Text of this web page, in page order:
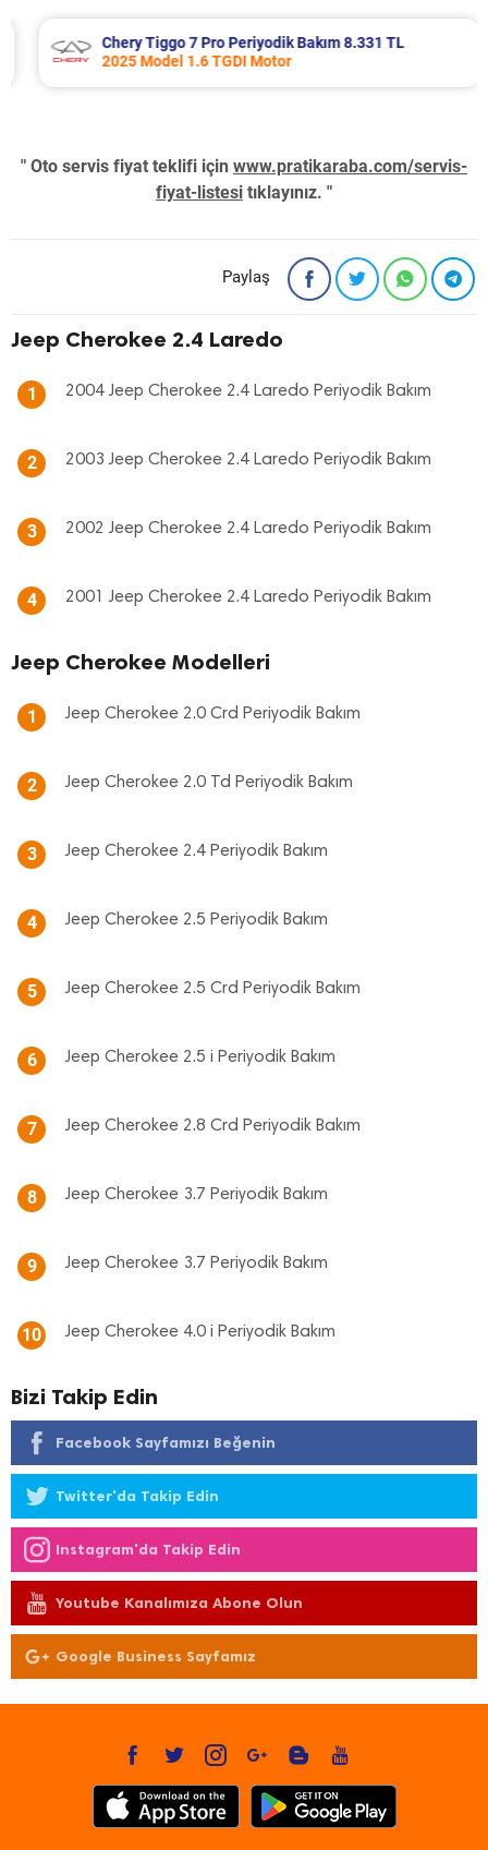
Chery Tiggo 7 Pro Periyodik Bakım 8.331 TL
2025 Model 1.6 TGDI Motor
" Oto servis fiyat teklifi için www.pratikaraba.com/servis-
fiyat-listesi tıklayınız. "
Paylaş
Jeep Cherokee 2.4 Laredo
1 2004 Jeep Cherokee 2.4 Laredo Periyodik Bakım
2 2003 Jeep Cherokee 2.4 Laredo Periyodik Bakım
3 2002 Jeep Cherokee 2.4 Laredo Periyodik Bakım
4 2001 Jeep Cherokee 2.4 Laredo Periyodik Bakım
Jeep Cherokee Modelleri
1 Jeep Cherokee 2.0 Crd Periyodik Bakım
2 Jeep Cherokee 2.0 Td Periyodik Bakım
3 Jeep Cherokee 2.4 Periyodik Bakım
4 Jeep Cherokee 2.5 Periyodik Bakım
5 Jeep Cherokee 2.5 Crd Periyodik Bakım
6 Jeep Cherokee 2.5 i Periyodik Bakım
7 Jeep Cherokee 2.8 Crd Periyodik Bakım
8 Jeep Cherokee 3.7 Periyodik Bakım
9 Jeep Cherokee 3.7 Periyodik Bakım
10 Jeep Cherokee 4.0 i Periyodik Bakım
Bizi Takip Edin
Facebook Sayfamızı Beğenin
Twitter'da Takip Edin
Instagram'da Takip Edin
Youtube Kanalımıza Abone Olun
Google Business Sayfamız